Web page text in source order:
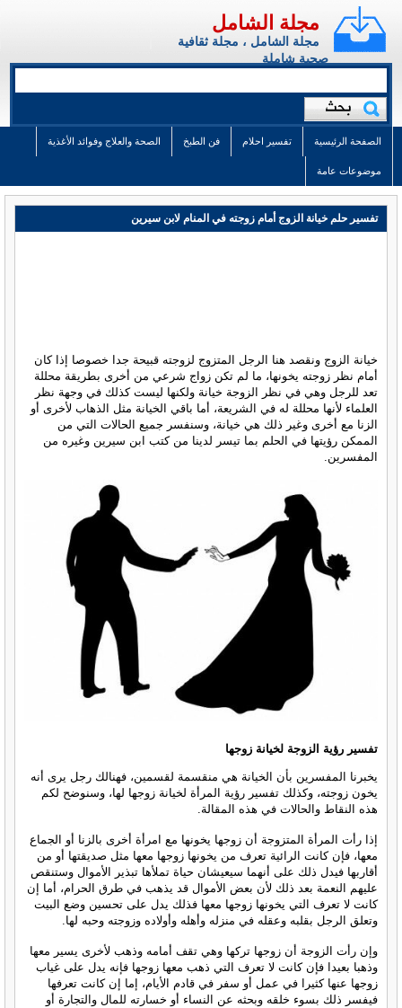
مجلة الشامل
مجلة الشامل ، مجلة ثقافية
صحية شاملة
الصفحة الرئيسية تفسير احلام فن الطبخ الصحة والعلاج وفوائد الأغذية
موضوعات عامة
تفسير حلم خيانة الزوج أمام زوجته في المنام لابن سيرين
خيانة الزوج ونقصد هنا الرجل المتزوج لزوجته قبيحة جدا خصوصا إذا كان
أمام نظر زوجته يخونها، ما لم تكن زواج شرعي من أخرى بطريقة محللة
تعد للرجل وهي في نظر الزوجة خيانة ولكنها ليست كذلك في وجهة نظر
العلماء لأنها محللة له في الشريعة، أما باقي الخيانة مثل الذهاب لأخرى أو
الزنا مع أخرى وغير ذلك هي خيانة، وسنفسر جميع الحالات التي من
الممكن رؤيتها في الحلم بما تيسر لدينا من كتب ابن سيرين وغيره من
المفسرين.
تفسير رؤية الزوجة لخيانة زوجها
يخبرنا المفسرين بأن الخيانة هي منقسمة لقسمين، فهنالك رجل يرى أنه
يخون زوجته، وكذلك تفسير رؤية المرأة لخيانة زوجها لها، وسنوضح لكم
هذه النقاط والحالات في هذه المقالة.
إذا رأت المرأة المتزوجة أن زوجها يخونها مع امرأة أخرى بالزنا أو الجماع
معها، فإن كانت الرائية تعرف من يخونها زوجها معها مثل صديقتها أو من
أقاربها فيدل ذلك على أنهما سيعيشان حياة تملأها تبذير الأموال وستنقص
عليهم النعمة بعد ذلك لأن بعض الأموال قد يذهب في طرق الحرام، أما إن
كانت لا تعرف التي يخونها زوجها معها فذلك يدل على تحسين وضع البيت
وتعلق الرجل بقلبه وعقله في منزله وأهله وأولاده وزوجته وحبه لها.
وإن رأت الزوجة أن زوجها تركها وهي تقف أمامه وذهب لأخرى يسير معها
وذهبا بعيدا فإن كانت لا تعرف التي ذهب معها زوجها فإنه يدل على غياب
زوجها عنها كثيرا في عمل أو سفر في قادم الأيام، إما إن كانت تعرفها
فيفسر ذلك بسوء خلقه وبحثه عن النساء أو خسارته للمال والتجارة أو